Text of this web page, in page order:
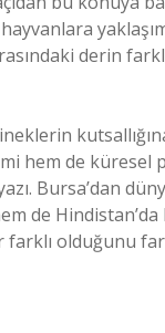
derin
hem de küresel
Bursa’dan
de Hindistan’da
farklı olduğunu